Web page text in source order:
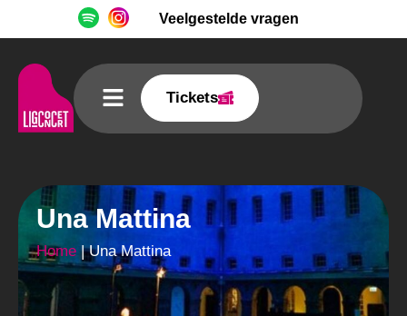
Veelgestelde vragen
Tickets
Una Mattina
Home |Una Mattina